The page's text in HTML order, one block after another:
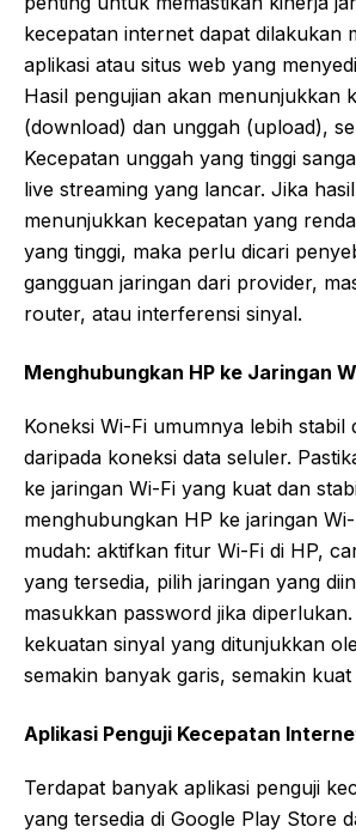
kecepatan internet dapat dilakukan
aplikasi atau situs web yang
Hasil pengujian akan menunjukkan
(download) dan unggah (upload),
Kecepatan unggah yang tinggi
live streaming yang lancar. Jika
menunjukkan kecepatan yang
yang tinggi, maka perlu dicari
gangguan jaringan dari provider,
router, atau interferensi sinyal.
Menghubungkan HP ke Jaringan
Koneksi Wi-Fi umumnya lebih stabil
daripada koneksi data seluler.
ke jaringan Wi-Fi yang kuat dan
menghubungkan HP ke jaringan
mudah: aktifkan fitur Wi-Fi di HP,
yang tersedia, pilih jaringan yang
masukkan password jika
kekuatan sinyal yang ditunjukkan
semakin banyak garis, semakin kuat
Aplikasi Penguji Kecepatan
Terdapat banyak aplikasi penguji
yang tersedia di Google Play Store